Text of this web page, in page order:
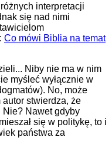
interpretacji
się nad nimi
Co mówi Biblia na temat
Niby nie ma w nim
myśleć wyłącznie w
No, może
autor stwierdza, że
Nie? Nawet gdyby
się w politykę, to i
państwa za